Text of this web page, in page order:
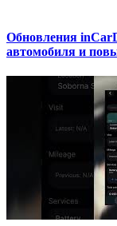
Обновления
автомобиля и